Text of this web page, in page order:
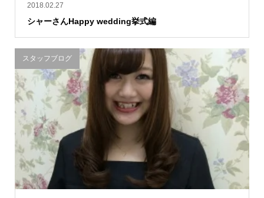
2018.02.27
シャーさんHappy wedding挙式編
スタッフブログ